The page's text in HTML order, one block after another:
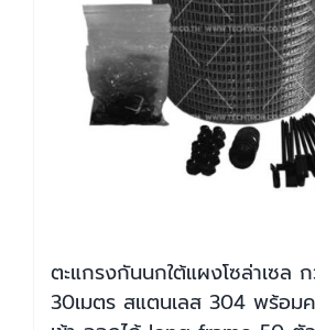
ตะแกรงกันนกใต้แผงโซล่าเซล
30เมตร สแตนเลส 304 พร้อ